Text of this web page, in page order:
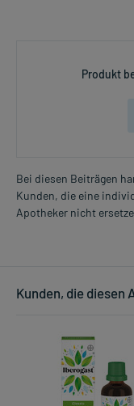
Nebenwirkungen
Wirkstoff
Wirkstoff
Hilfsstoff Calcium-Ion
Hilfsstoff Saccharin
Hilfsstoff
Einstellung
HilfsstoffNatrium-Ion
Produkt
Bei diesen Beiträgen
Kunden, die eine
Apotheker nicht
Kunden, die diesen